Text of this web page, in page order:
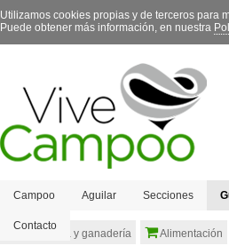
Utilizamos cookies propias y de terceros para
Puede obtener más información, en nuestra
Campoo Aguilar Secciones
Contacto
Agricultura y ganadería Alimentación